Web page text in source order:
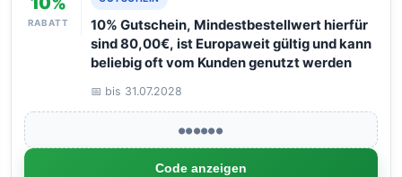
RABATT
10% Gutschein, Mindestbestellwert hierfür
sind 80,00€, ist Europaweit gültig und kann
beliebig oft vom Kunden genutzt werden
📅 bis 31.07.2028
●●●●●●
Code anzeigen